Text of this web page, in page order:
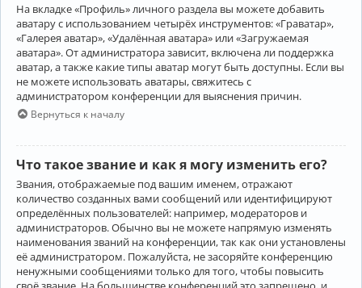
На вкладке «Профиль» личного раздела вы можете добавить
аватару с использованием четырёх инструментов: «Граватар»,
«Галерея аватар», «Удалённая аватара» или «Загружаемая
аватара». От администратора зависит, включена ли поддержка
аватар, а также какие типы аватар могут быть доступны. Если вы
не можете использовать аватары, свяжитесь с
администратором конференции для выяснения причин.
Вернуться к началу
Что такое звание и как я могу изменить его?
Звания, отображаемые под вашим именем, отражают
количество созданных вами сообщений или идентифицируют
определённых пользователей: например, модераторов и
администраторов. Обычно вы не можете напрямую изменять
наименования званий на конференции, так как они установлены
её администратором. Пожалуйста, не засоряйте конференцию
ненужными сообщениями только для того, чтобы повысить